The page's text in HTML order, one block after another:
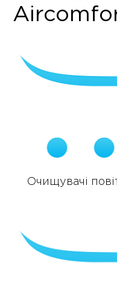
Очищувачі